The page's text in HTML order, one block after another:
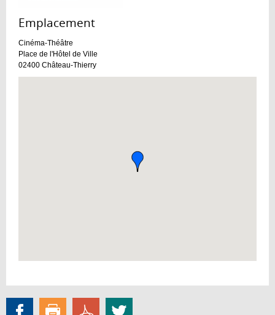
Emplacement :
Cinéma-Théâtre
Place de l'Hôtel de Ville
02400 Château-Thierry